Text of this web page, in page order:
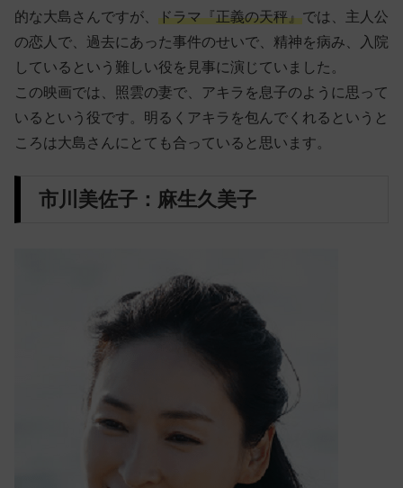
的な大島さんですが、 ドラマ『正義の天秤』では、主人公
の恋人で、過去にあった事件のせいで、精神を病み、入院
しているという難しい役を見事に演じていました。
この映画では、照雲の妻で、アキラを息子のように思って
いるという役です。明るくアキラを包んでくれるというと
ころは大島さんにとても合っていると思います。
市川美佐子：麻生久美子